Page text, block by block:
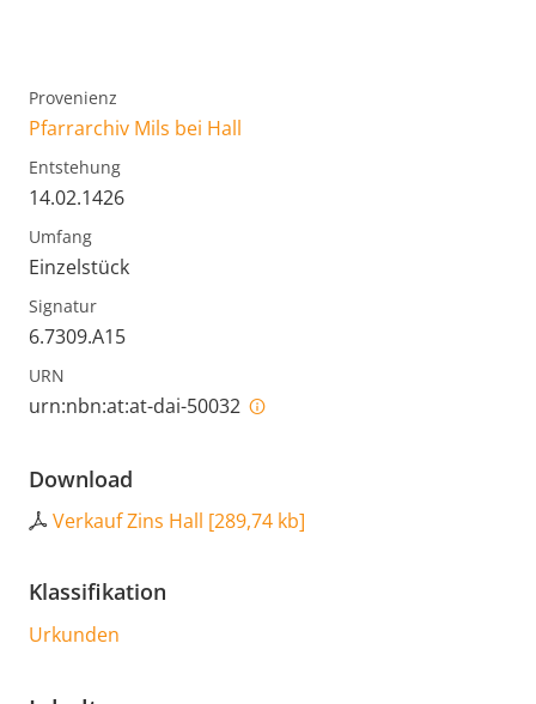
Provenienz
Pfarrarchiv Mils bei Hall
Entstehung
14.02.1426
Umfang
Einzelstück
Signatur
6.7309.A15
URN
urn:nbn:at:at-dai-50032
Download
Verkauf Zins Hall [289,74 kb]
Klassifikation
Urkunden